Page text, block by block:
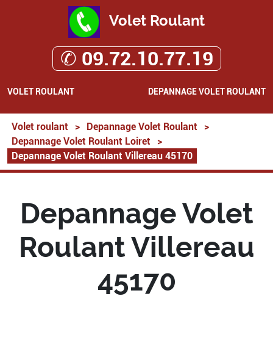
Volet Roulant
✆ 09.72.10.77.19
VOLET ROULANT DEPANNAGE VOLET ROULANT
Volet roulant > Depannage Volet Roulant
>
Depannage Volet Roulant Loiret
>
Depannage Volet Roulant Villereau 45170
Depannage Volet
Roulant Villereau
45170